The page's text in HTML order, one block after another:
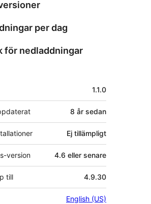
per dag
för nedladdningar
1.1.0
8 år sedan
Ej tillämpligt
version 4.6 eller senare
till 4.9.30
English (US)